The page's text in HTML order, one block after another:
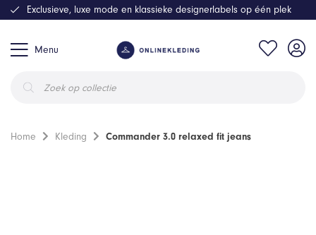
Menu
zoeken
Exclusieve, luxe mode en klassieke designerlabels op één plek
Home Kleding Commander 3.0 relaxed fit jeans